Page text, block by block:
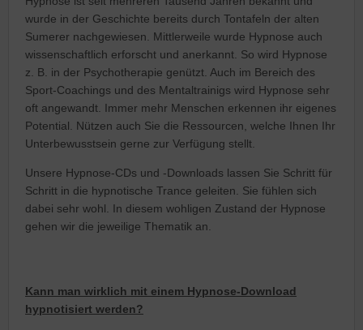
wurde in der Geschichte bereits durch Tontafeln der alten
Sumerer nachgewiesen. Mittlerweile wurde Hypnose auch
wissenschaftlich erforscht und anerkannt. So wird Hypnose
z. B. in der Psychotherapie genützt. Auch im Bereich des
Sport-Coachings und des Mentaltrainigs wird Hypnose sehr
oft angewandt. Immer mehr Menschen erkennen ihr eigenes
Potential. Nützen auch Sie die Ressourcen, welche Ihnen Ihr
Unterbewusstsein gerne zur Verfügung stellt.
Unsere Hypnose-CDs und -Downloads lassen Sie Schritt für
Schritt in die hypnotische Trance geleiten. Sie fühlen sich
dabei sehr wohl. In diesem wohligen Zustand der Hypnose
gehen wir die jeweilige Thematik an.
Kann man wirklich mit einem Hypnose-Download
hypnotisiert werden?